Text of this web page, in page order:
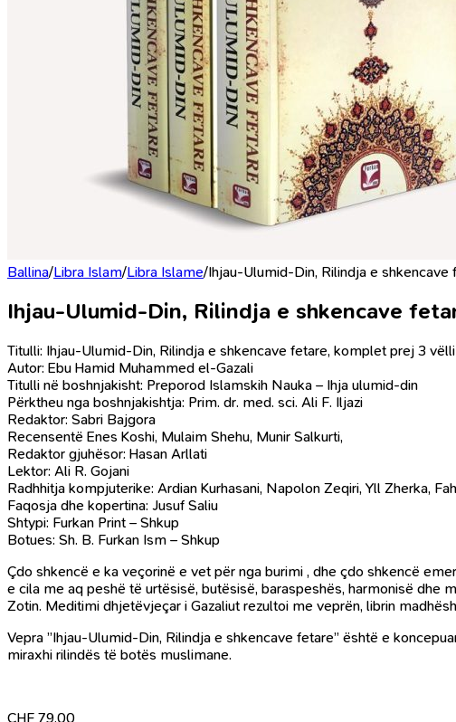
Ballina/Libra Islam/Libra Islame/Ihjau-Ulumid-Din, Rilindja e
Ihjau-Ulumid-Din, Rilindja e shkencave
Titulli: Ihjau-Ulumid-Din, Rilindja e shkencave fetare, komplet prej 3
Autor: Ebu Hamid Muhammed el-Gazali
Titulli në boshnjakisht: Preporod Islamskih Nauka – Ihja ulumid-din
Përktheu nga boshnjakishtja: Prim. dr. med. sci. Ali F. Iljazi
Redaktor: Sabri Bajgora
Recensentë Enes Koshi, Mulaim Shehu, Munir Salkurti,
Redaktor gjuhësor: Hasan Arllati
Lektor: Ali R. Gojani
Radhhitja kompjuterike: Ardian Kurhasani, Napolon Zeqiri, Yll Zherka,
Faqosja dhe kopertina: Jusuf Saliu
Shtypi: Furkan Print – Shkup
Botues: Sh. B. Furkan Ism – Shkup
Çdo shkencë e ka veçorinë e vet për nga burimi , dhe çdo shkencë e
e cila me aq peshë të urtësisë, butësisë, baraspeshës, harmonisë
Zotin. Meditimi dhjetëvjeçar i Gazaliut rezultoi me veprën, librin
Vepra ”Ihjau-Ulumid-Din, Rilindja e shkencave fetare” është e
miraxhi rilindës të botës muslimane.
CHF 79.00